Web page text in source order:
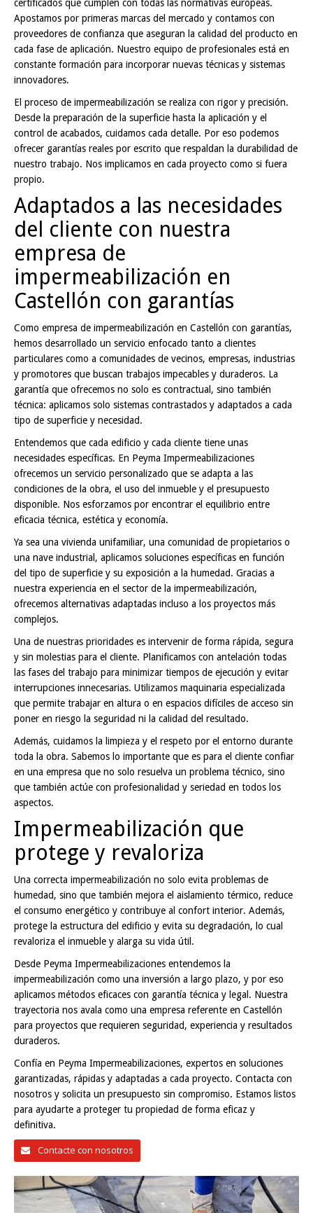
certificados que cumplen con todas las normativas europeas.
Apostamos por primeras marcas del mercado y contamos con
proveedores de confianza que aseguran la calidad del producto en
cada fase de aplicación. Nuestro equipo de profesionales está en
constante formación para incorporar nuevas técnicas y sistemas
innovadores.
El proceso de impermeabilización se realiza con rigor y precisión.
Desde la preparación de la superficie hasta la aplicación y el
control de acabados, cuidamos cada detalle. Por eso podemos
ofrecer garantías reales por escrito que respaldan la durabilidad de
nuestro trabajo. Nos implicamos en cada proyecto como si fuera
propio.
Adaptados a las necesidades
del cliente con nuestra
empresa de
impermeabilización en
Castellón con garantías
Como empresa de impermeabilización en Castellón con garantías,
hemos desarrollado un servicio enfocado tanto a clientes
particulares como a comunidades de vecinos, empresas, industrias
y promotores que buscan trabajos impecables y duraderos. La
garantía que ofrecemos no solo es contractual, sino también
técnica: aplicamos solo sistemas contrastados y adaptados a cada
tipo de superficie y necesidad.
Entendemos que cada edificio y cada cliente tiene unas
necesidades específicas. En Peyma Impermeabilizaciones
ofrecemos un servicio personalizado que se adapta a las
condiciones de la obra, el uso del inmueble y el presupuesto
disponible. Nos esforzamos por encontrar el equilibrio entre
eficacia técnica, estética y economía.
Ya sea una vivienda unifamiliar, una comunidad de propietarios o
una nave industrial, aplicamos soluciones específicas en función
del tipo de superficie y su exposición a la humedad. Gracias a
nuestra experiencia en el sector de la impermeabilización,
ofrecemos alternativas adaptadas incluso a los proyectos más
complejos.
Una de nuestras prioridades es intervenir de forma rápida, segura
y sin molestias para el cliente. Planificamos con antelación todas
las fases del trabajo para minimizar tiempos de ejecución y evitar
interrupciones innecesarias. Utilizamos maquinaria especializada
que permite trabajar en altura o en espacios difíciles de acceso sin
poner en riesgo la seguridad ni la calidad del resultado.
Además, cuidamos la limpieza y el respeto por el entorno durante
toda la obra. Sabemos lo importante que es para el cliente confiar
en una empresa que no solo resuelva un problema técnico, sino
que también actúe con profesionalidad y seriedad en todos los
aspectos.
Impermeabilización que
protege y revaloriza
Una correcta impermeabilización no solo evita problemas de
humedad, sino que también mejora el aislamiento térmico, reduce
el consumo energético y contribuye al confort interior. Además,
protege la estructura del edificio y evita su degradación, lo cual
revaloriza el inmueble y alarga su vida útil.
Desde Peyma Impermeabilizaciones entendemos la
impermeabilización como una inversión a largo plazo, y por eso
aplicamos métodos eficaces con garantía técnica y legal. Nuestra
trayectoria nos avala como una empresa referente en Castellón
para proyectos que requieren seguridad, experiencia y resultados
duraderos.
Confía en Peyma Impermeabilizaciones, expertos en soluciones
garantizadas, rápidas y adaptadas a cada proyecto. Contacta con
nosotros y solicita un presupuesto sin compromiso. Estamos listos
para ayudarte a proteger tu propiedad de forma eficaz y
definitiva.
Contacte con nosotros